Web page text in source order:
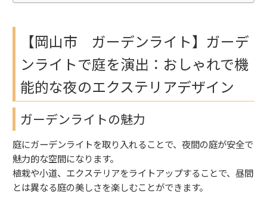
【岡山市 ガーデンライト】ガーデ
ンライトで庭を演出：おしゃれで機
能的な夜のエクステリアデザイン
ガーデンライトの魅力
庭にガーデンライトを取り入れることで、夜間の庭が安全で
魅力的な空間になります。
植栽や小道、エクステリアをライトアップすることで、昼間
とは異なる庭の美しさを楽しむことができます。